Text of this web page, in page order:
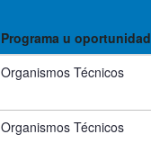
Programa u oportunidad
Organismos Técnicos
Organismos Técnicos